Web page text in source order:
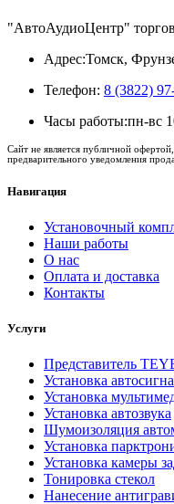
"АвтоАудиоЦентр"
Адрес:Томск,
Телефон: 8 (3822)
Часы работы:пн-вс
Сайт не является публичной
предварительного уведомления
Навигация
Установочный
Наши работы
О нас
Оплата и доставка
Контакты
Услуги
Представитель
Установка
Установка
Установка автозвука
Шумоизоляция
Установка
Установка камеры
Тонировка стекол
Нанесение